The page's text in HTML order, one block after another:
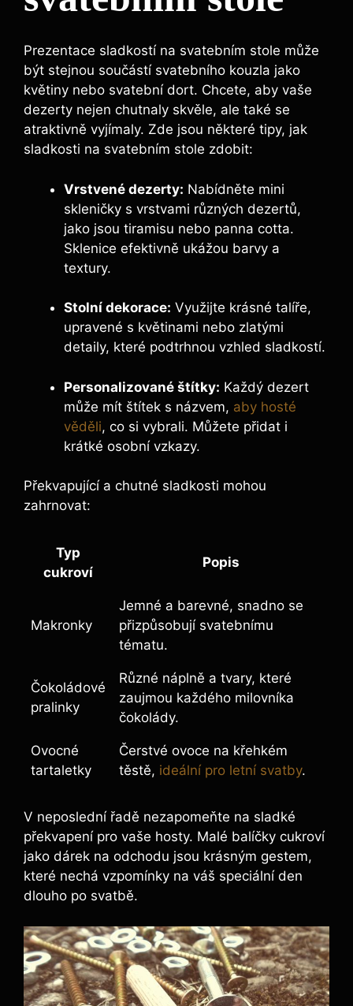
Prezentace sladkostí na svatebním stole může
být stejnou součástí svatebního kouzla jako
květiny nebo svatební dort. Chcete, aby vaše
dezerty nejen chutnaly skvěle, ale také se
atraktivně vyjímaly. Zde jsou některé tipy, jak
sladkosti na svatebním stole zdobit:
Vrstvené dezerty: Nabídněte mini
skleničky s vrstvami různých dezertů,
jako jsou tiramisu nebo panna cotta.
Sklenice efektivně ukážou barvy a
textury.
Stolní dekorace: Využijte krásné talíře,
upravené s květinami nebo zlatými
detaily, které podtrhnou vzhled sladkostí.
Personalizované štítky: Každý dezert
může mít štítek s názvem, aby hosté
věděli, co si vybrali. Můžete přidat i
krátké osobní vzkazy.
Překvapující a chutné sladkosti mohou
zahrnovat:
Typ
cukroví
Popis
Makronky
Jemné a barevné, snadno se
přizpůsobují svatebnímu
tématu.
Čokoládové
pralinky
Různé náplně a tvary, které
zaujmou každého milovníka
čokolády.
Ovocné
tartaletky
Čerstvé ovoce na křehkém
těstě, ideální pro letní svatby.
V neposlední řadě nezapomeňte na sladké
překvapení pro vaše hosty. Malé balíčky cukroví
jako dárek na odchodu jsou krásným gestem,
které nechá vzpomínky na váš speciální den
dlouho po svatbě.